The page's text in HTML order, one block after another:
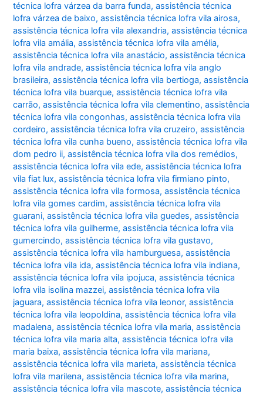
técnica lofra várzea da barra funda,assistência técnica
lofra várzea de baixo,assistência técnica lofra vila airosa,
assistência técnica lofra vila alexandria,assistência técnica
lofra vila amália,assistência técnica lofra vila amélia,
assistência técnica lofra vila anastácio,assistência técnica
lofra vila andrade,assistência técnica lofra vila anglo
brasileira,assistência técnica lofra vila bertioga,assistência
técnica lofra vila buarque,assistência técnica lofra vila
carrão,assistência técnica lofra vila clementino,assistência
técnica lofra vila congonhas,assistência técnica lofra vila
cordeiro,assistência técnica lofra vila cruzeiro,assistência
técnica lofra vila cunha bueno,assistência técnica lofra vila
dom pedro ii,assistência técnica lofra vila dos remédios,
assistência técnica lofra vila ede,assistência técnica lofra
vila fiat lux,assistência técnica lofra vila firmiano pinto,
assistência técnica lofra vila formosa,assistência técnica
lofra vila gomes cardim,assistência técnica lofra vila
guarani,assistência técnica lofra vila guedes,assistência
técnica lofra vila guilherme,assistência técnica lofra vila
gumercindo,assistência técnica lofra vila gustavo,
assistência técnica lofra vila hamburguesa,assistência
técnica lofra vila ida,assistência técnica lofra vila indiana,
assistência técnica lofra vila ipojuca,assistência técnica
lofra vila isolina mazzei,assistência técnica lofra vila
jaguara,assistência técnica lofra vila leonor,assistência
técnica lofra vila leopoldina,assistência técnica lofra vila
madalena,assistência técnica lofra vila maria,assistência
técnica lofra vila maria alta,assistência técnica lofra vila
maria baixa,assistência técnica lofra vila mariana,
assistência técnica lofra vila marieta,assistência técnica
lofra vila marilena,assistência técnica lofra vila marina,
assistência técnica lofra vila mascote,assistência técnica